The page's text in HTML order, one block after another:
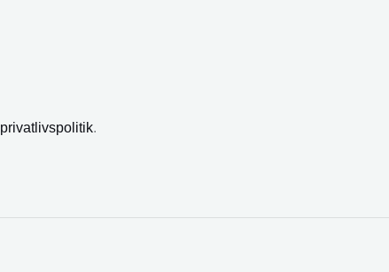
privatlivspolitik.